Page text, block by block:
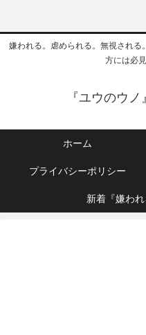
嫌われる。虐められる。無視される
方には必
『ユウのウ
ホーム
プライバシーポリシー
新着『嫌わ